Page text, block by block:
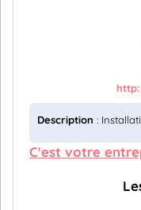
Description :
C'est votre